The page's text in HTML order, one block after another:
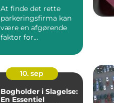
At finde det rette
parkeringsfirma kan
være en afgørende
faktor for
10. sep
Bogholder i Slagelse:
En Essentiel